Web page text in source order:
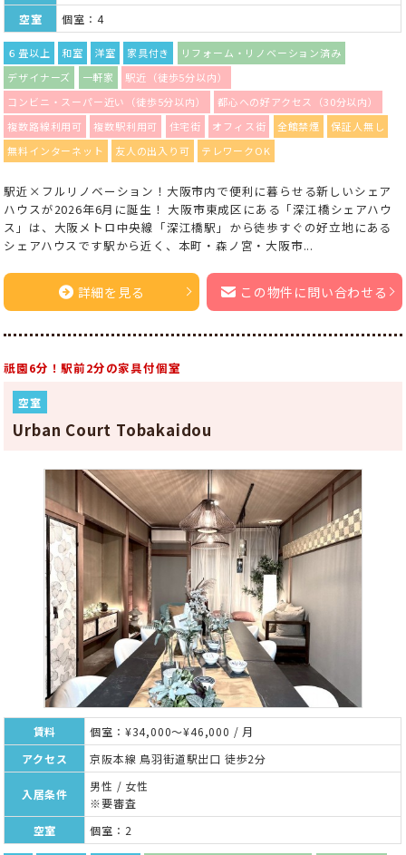
空室
個室：4
６畳以上 和室 洋室 家具付き
リフォーム・リノベーション済み
デザイナーズ
一軒家
駅近（徒歩5分以内）
コンビニ・スーパー近い（徒歩5分以内）
都心への好アクセス（30分以内）
複数路線利用可
複数駅利用可 住宅街 オフィス街 全館禁煙
保証人無し
無料インターネット
友人の出入り可 テレワークOK
駅近×フルリノベーション！大阪市内で便利に暮らせる新しいシェア
ハウスが2026年6月に誕生！ 大阪市東成区にある「深江橋シェアハウ
ス」は、大阪メトロ中央線「深江橋駅」から徒歩すぐの好立地にある
シェアハウスです駅から近く、本町・森ノ宮・大阪市...
詳細を見る この物件に問い合わせる
祇園6分！駅前2分の家具付個室
空室
Urban Court Tobakaidou
賃料
個室：¥34,000～¥46,000 / 月
アクセス
京阪本線 鳥羽街道駅出口 徒歩2分
入居条件
男性 / 女性
※要審査
空室
個室：2